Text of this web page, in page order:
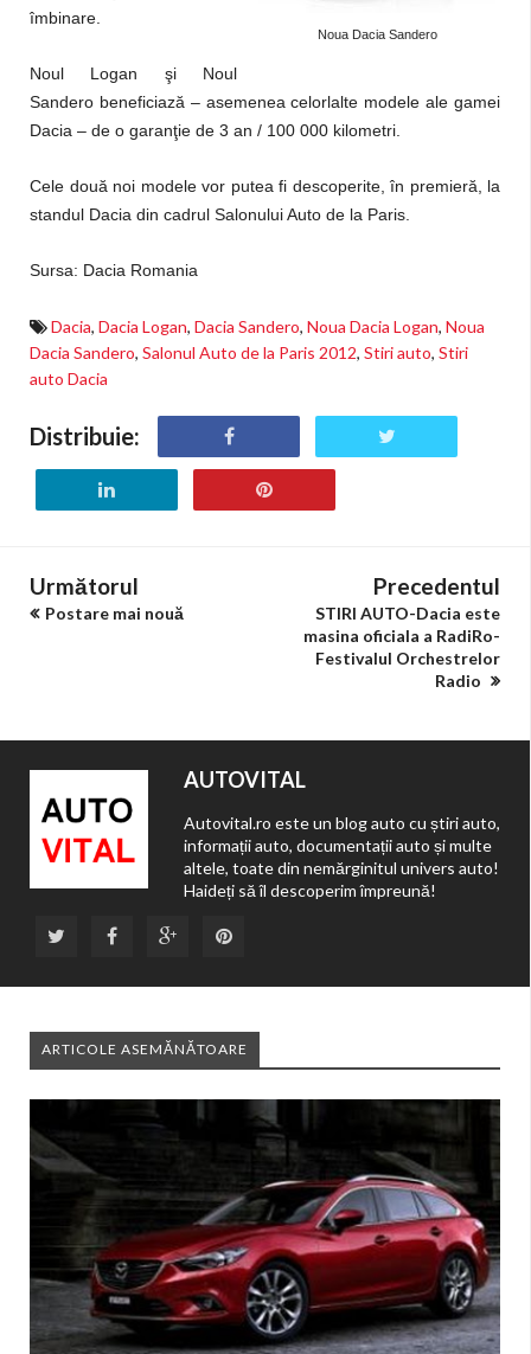
Noua Dacia Sandero
îmbinare.
Noul Logan şi Noul
Sandero beneficiază – asemenea celorlalte modele ale gamei
Dacia – de o garanţie de 3 an / 100 000 kilometri.
Cele două noi modele vor putea fi descoperite, în premieră, la
standul Dacia din cadrul Salonului Auto de la Paris.
Sursa: Dacia Romania
Dacia, Dacia Logan, Dacia Sandero, Noua Dacia Logan, Noua
Dacia Sandero, Salonul Auto de la Paris 2012, Stiri auto, Stiri
auto Dacia
Distribuie:
Următorul
Postare mai nouă
Precedentul
STIRI AUTO-Dacia este
masina oficiala a RadiRo-
Festivalul Orchestrelor
Radio
AUTOVITAL
Autovital.ro este un blog auto cu știri auto,
informații auto, documentații auto și multe
altele, toate din nemărginitul univers auto!
Haideți să îl descoperim împreună!
ARTICOLE ASEMĂNĂTOARE